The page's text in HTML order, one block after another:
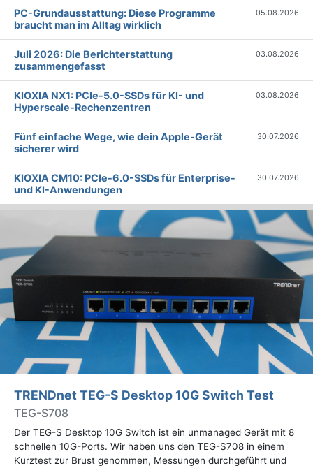
PC-Grundausstattung: Diese Programme
braucht man im Alltag wirklich
05.08.2026
Juli 2026: Die Bericht­erstattung
zusammengefasst
03.08.2026
KIOXIA NX1: PCIe-5.0-SSDs für KI- und
Hyperscale-Rechenzentren
03.08.2026
Fünf einfache Wege, wie dein Apple-Gerät
sicherer wird
30.07.2026
KIOXIA CM10: PCIe-6.0-SSDs für Enterprise-
und KI-Anwendungen
30.07.2026
TRENDnet TEG-S Desktop 10G Switch Test
TEG-S708
Der TEG-S Desktop 10G Switch ist ein unmanaged Gerät mit 8
schnellen 10G-Ports. Wir haben uns den TEG-S708 in einem
Kurztest zur Brust genommen, Messungen durchgeführt und